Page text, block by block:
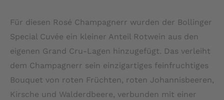
Für diesen Rosé Champagnerr wurden der Bollinger
Special Cuvée ein kleiner Anteil Rotwein aus den
eigenen Grand Cru-Lagen hinzugefügt. Das verleiht
dem Champagnerr sein einzigartiges feinfruchtiges
Bouquet von roten Früchten, roten Johannisbeeren,
Kirsche und Walderdbeere, verbunden mit einer